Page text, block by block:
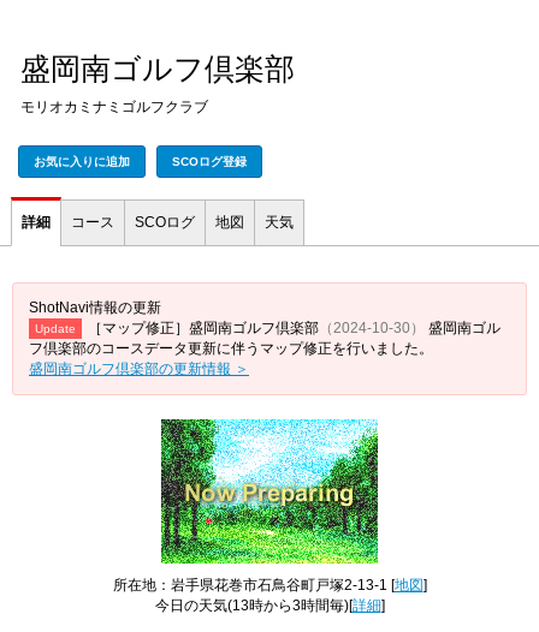
盛岡南ゴルフ倶楽部
モリオカミナミゴルフクラブ
お気に入りに追加 SCOログ登録
詳細 コース SCOログ 地図 天気
ShotNavi情報の更新
Update ［マップ修正］盛岡南ゴルフ倶楽部 （2024-10-30）
盛岡南ゴル
フ倶楽部のコースデータ更新に伴うマップ修正を行いました。
盛岡南ゴルフ倶楽部の更新情報 ＞
所在地：岩手県花巻市石鳥谷町戸塚2-13-1 [地図]
今日の天気(13時から3時間毎)[詳細]